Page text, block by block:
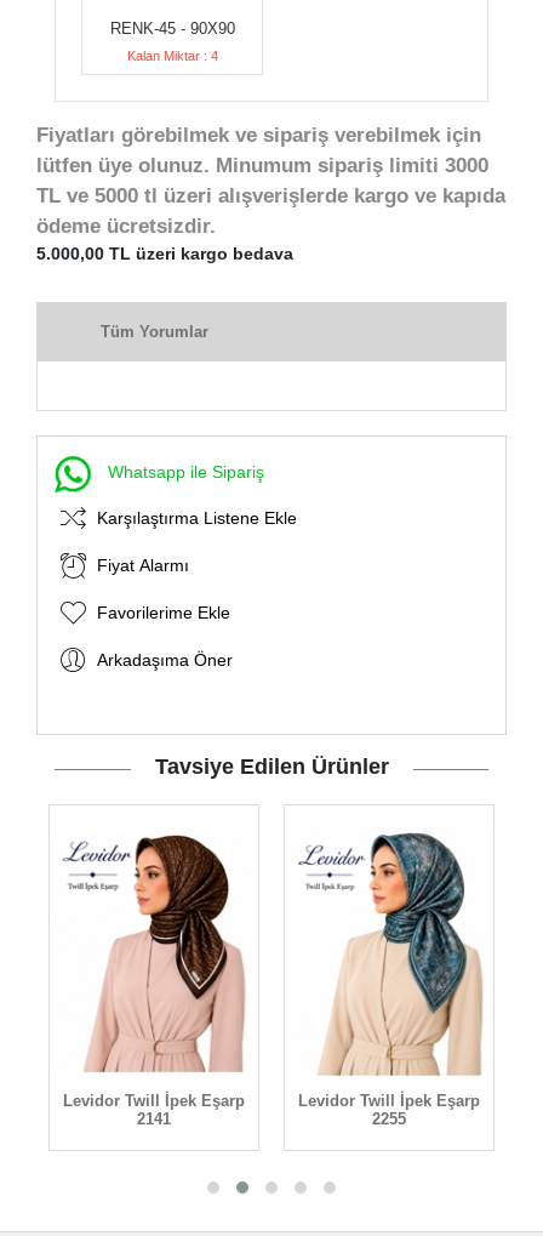
RENK-45 - 90X90
Kalan Miktar : 4
Fiyatları görebilmek ve sipariş verebilmek için
lütfen üye olunuz. Minumum sipariş limiti 3000
TL ve 5000 tl üzeri alışverişlerde kargo ve kapıda
ödeme ücretsizdir.
5.000,00 TL üzeri kargo bedava
Tüm Yorumlar
Whatsapp ile Sipariş
Karşılaştırma Listene Ekle
Fiyat Alarmı
Favorilerime Ekle
Arkadaşıma Öner
Tavsiye Edilen Ürünler
Levidor Twill İpek Eşarp
2141
Levidor Twill İpek Eşarp
2255